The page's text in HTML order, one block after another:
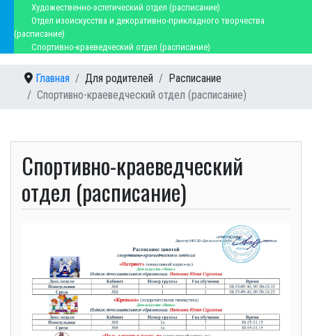
Художественно-эстетический отдел (расписание)
Отдел изоискусства и декоративно-прикладного творчества
(расписание)
Спортивно-краеведческий отдел (расписание)
Главная Для родителей
Расписание
Спортивно-краеведческий отдел (расписание)
Спортивно-краеведческий
отдел (расписание)